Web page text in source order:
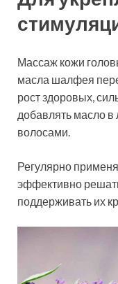
Массаж кожи
масла шалфея
рост здоровых,
добавлять масло в
волосами.
Регулярно
эффективно
поддерживать их